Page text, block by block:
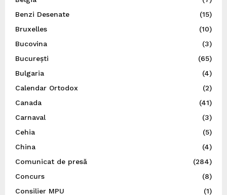
Benzi Desenate
(15)
Bruxelles
(10)
Bucovina
(3)
București
(65)
Bulgaria
(4)
Calendar Ortodox
(2)
Canada
(41)
Carnaval
(3)
Cehia
(5)
China
(4)
Comunicat de presă
(284)
Concurs
(8)
Consilier MPU
(1)